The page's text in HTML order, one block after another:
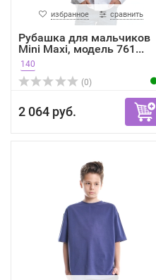
избранное сравнить
Рубашка для мальчиков
Mini Maxi, модель 761...
140
(0)
2 064 руб.